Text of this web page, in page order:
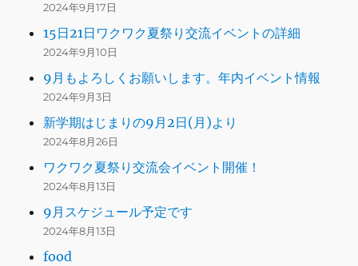
2024年9月17日
15日21日ワクワク夏祭り交流イベントの詳細
2024年9月10日
9月もよろしくお願いします。年内イベント情報
2024年9月3日
新学期はじまりの9月2日(月)より
2024年8月26日
ワクワク夏祭り交流会イベント開催！
2024年8月13日
9月スケジュール予定です
2024年8月13日
food